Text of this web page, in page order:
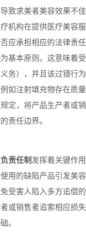
致求美者美容效果不
机构在提供医疗美容
应承担相应的法律责
为基本原则。这意味着
务），并且该过错行
如注射填充物存在质
定，将产品生产者或
责任边界。
责任制发挥着关键作
用的缺陷产品引发美
受害人陷入多方追偿
或销售者追索相应损
。